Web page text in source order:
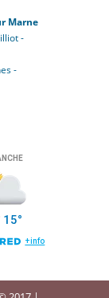
Marne
-
-